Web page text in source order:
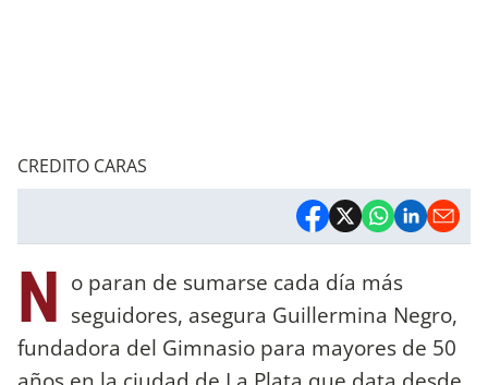
CREDITO CARAS
N o paran de sumarse cada día más
seguidores, asegura Guillermina Negro,
fundadora del Gimnasio para mayores de 50